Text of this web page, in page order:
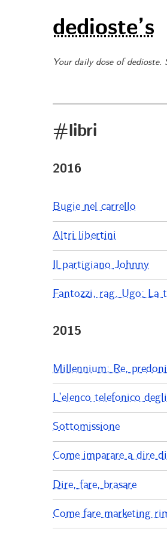
dedioste’s
Your daily dose of dedioste.
#libri
2016
Bugie nel carrello
Altri libertini
Il partigiano Johnny
Fantozzi, rag. Ugo: La
2015
Millennium: Re,
L’elenco telefonico
Sottomissione
Come imparare a dire
Dire, fare, brasare
Come fare marketing